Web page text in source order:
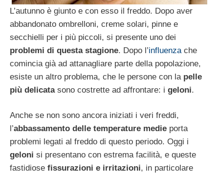
L’autunno è giunto e con esso il freddo. Dopo aver
abbandonato ombrelloni, creme solari, pinne e
secchielli per i più piccoli, si presente uno dei
problemi di questa stagione. Dopo l’influenza che
comincia già ad attanagliare parte della popolazione,
esiste un altro problema, che le persone con la pelle
più delicatasono costrette ad affrontare: i geloni.
Anche se non sono ancora iniziati i veri freddi,
l’abbassamento delle temperature medie porta
problemi legati al freddo di questo periodo. Oggi i
geloni si presentano con estrema facilità, e queste
fastidiose fissurazioni e irritazioni, in particolare